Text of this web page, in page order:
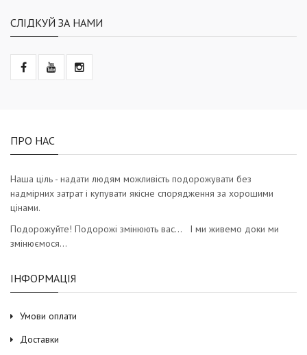
СЛІДКУЙ ЗА НАМИ
ПРО НАС
Наша ціль - надати людям можливість подорожувати без
надмірних затрат і купувати якісне спорядження за хорошими
цінами.
Подорожуйте! Подорожі змінюють вас… І ми живемо доки ми
змінюємося…
ІНФОРМАЦІЯ
Умови оплати
Доставки